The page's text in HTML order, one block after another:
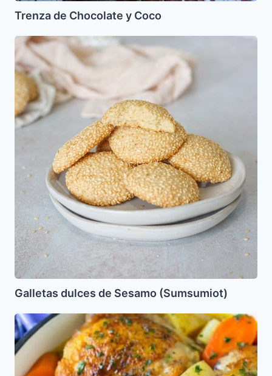
Trenza de Chocolate y Coco
Galletas
dulces
de
Sesamo
(Sumsumiot)
Galletas dulces de Sesamo (Sumsumiot)
Pollo
de
la
Festividad